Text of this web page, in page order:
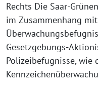
Rechts Die Saar-
im Zusammenhang
Gesetzgebungs-
Polizeibefugnisse, wie